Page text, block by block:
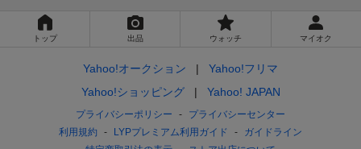
トップ 出品 ウォッチ マイオク
Yahoo!オークション
Yahoo!フリマ
Yahoo!ショッピング
Yahoo! JAPAN
プライバシーポリシー
プライバシーセンター
利用規約
LYPプレミアム利用ガイド
ガイドライン